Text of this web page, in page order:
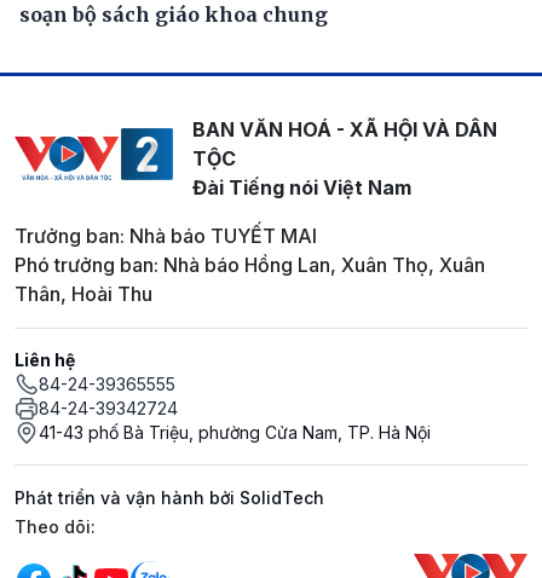
soạn bộ sách giáo khoa chung
BAN VĂN HOÁ - XÃ HỘI VÀ DÂN
TỘC
Đài Tiếng nói Việt Nam
Trưởng ban: Nhà báo TUYẾT MAI
Phó trưởng ban: Nhà báo Hồng Lan, Xuân Thọ, Xuân
Thân, Hoài Thu
Liên hệ
84-24-39365555
84-24-39342724
41-43 phố Bà Triệu, phường Cửa Nam, TP. Hà Nội
Phát triển và vận hành bởi SolidTech
Mạng xã hội
Theo dõi: